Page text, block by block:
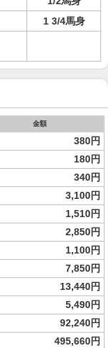
1 3/4馬身
金額
380円
180円
340円
3,100円
1,510円
2,850円
1,100円
7,850円
13,440円
5,490円
92,240円
495,660円